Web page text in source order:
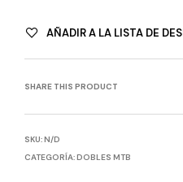
AÑADIR A LA LISTA DE
SHARE THIS PRODUCT
SKU:N/D
CATEGORÍA:DOBLES MTB